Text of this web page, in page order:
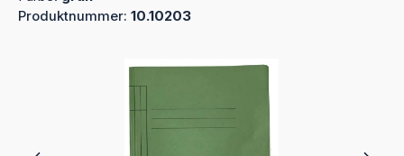
Produktnummer: 10.10203
Bildergalerie überspringen